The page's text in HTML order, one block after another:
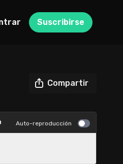
Suscribirse
Compartir
Auto-reproducción